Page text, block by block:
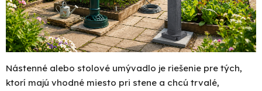
Nástenné alebo stolové umývadlo je riešenie pre tých,
ktorí majú vhodné miesto pri stene a chcú trvalé,